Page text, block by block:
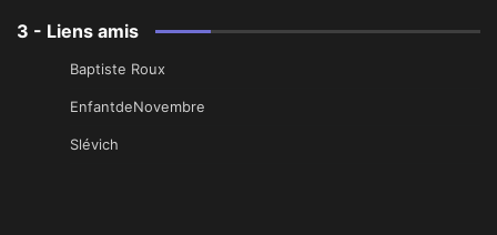
3 - Liens amis
Baptiste Roux
EnfantdeNovembre
Slévich